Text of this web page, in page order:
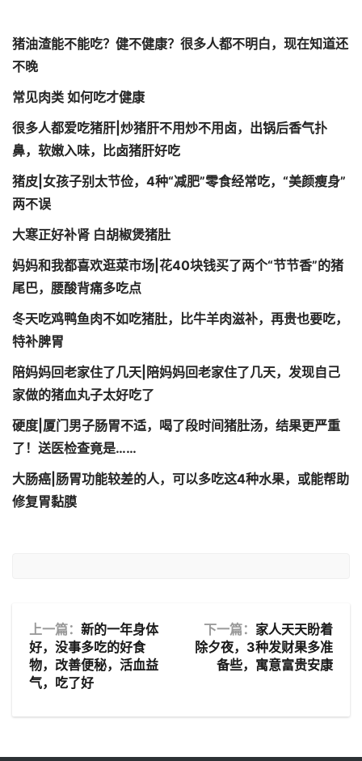
猪油渣能不能吃？健不健康？很多人都不明白，现在知道还
不晚
常见肉类 如何吃才健康
很多人都爱吃猪肝|炒猪肝不用炒不用卤，出锅后香气扑
鼻，软嫩入味，比卤猪肝好吃
猪皮|女孩子别太节俭，4种“减肥”零食经常吃，“美颜瘦身”
两不误
大寒正好补肾 白胡椒煲猪肚
妈妈和我都喜欢逛菜市场|花40块钱买了两个“节节香”的猪
尾巴，腰酸背痛多吃点
冬天吃鸡鸭鱼肉不如吃猪肚，比牛羊肉滋补，再贵也要吃，
特补脾胃
陪妈妈回老家住了几天|陪妈妈回老家住了几天，发现自己
家做的猪血丸子太好吃了
硬度|厦门男子肠胃不适，喝了段时间猪肚汤，结果更严重
了！送医检查竟是……
大肠癌|肠胃功能较差的人，可以多吃这4种水果，或能帮助
修复胃黏膜
上一篇： 新的一年身体
好，没事多吃的好食
物，改善便秘，活血益
气，吃了好
下一篇： 家人天天盼着
除夕夜，3种发财果多准
备些，寓意富贵安康